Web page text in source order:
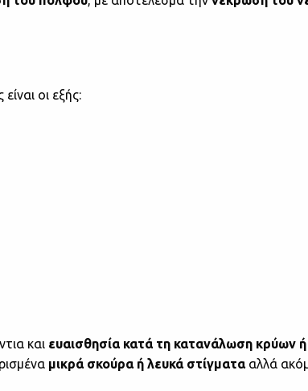
οι εξής:
και ευαισθησία κατά τη κατανάλωση
μικρά σκούρα ή λευκά στίγματααλλά